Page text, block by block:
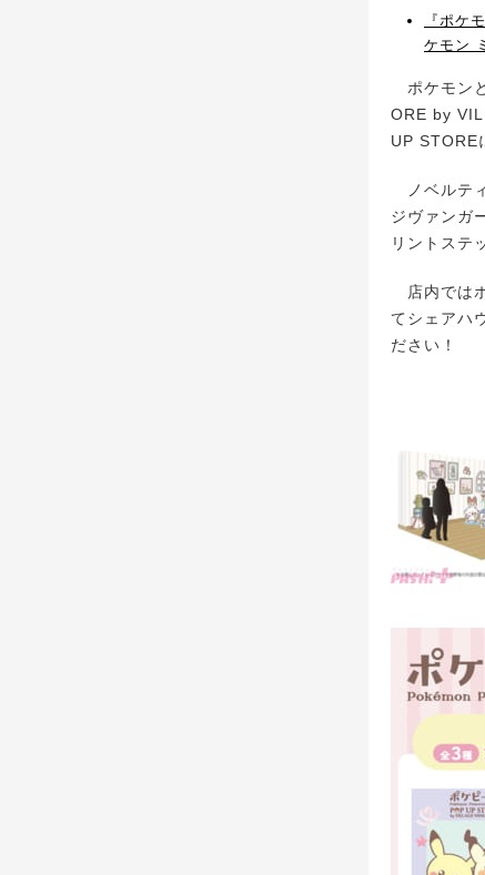
『ポケ
ケモン
ポケモン
ORE by
UP STORE
ノベルテ
ジヴァンガ
リントステ
店内では
てシェアハ
ださい！